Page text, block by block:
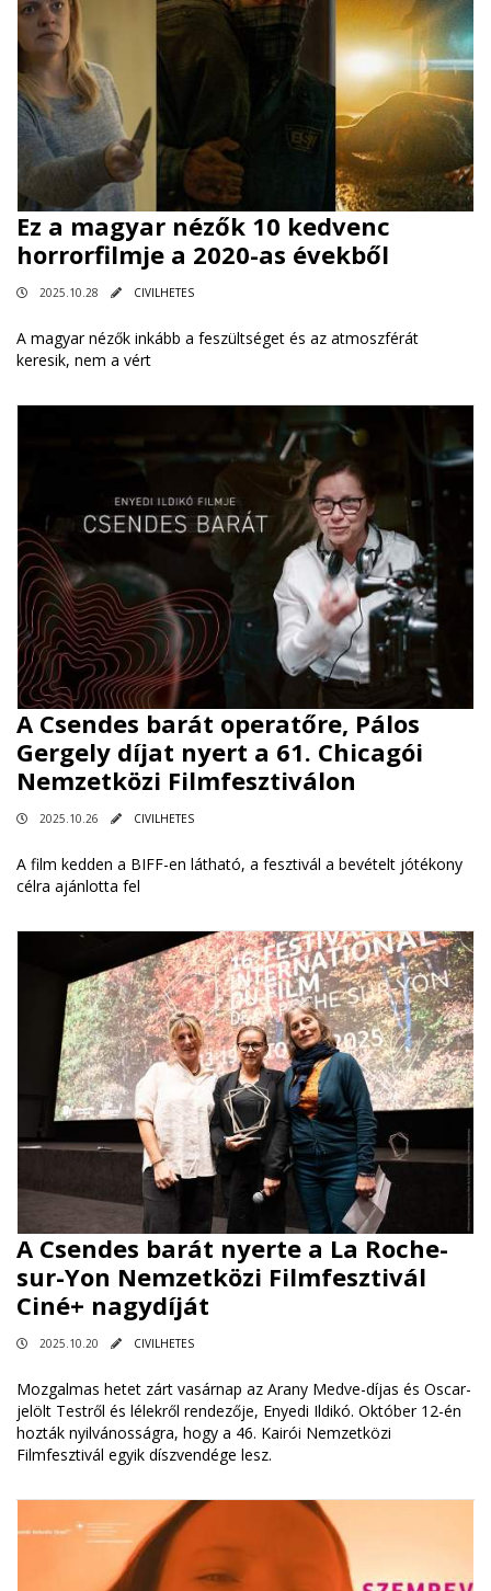
Ez a magyar nézők 10 kedvenc
horrorfilmje a 2020-as évekből
2025.10.28 CIVILHETES
A magyar nézők inkább a feszültséget és az atmoszférát
keresik, nem a vért
A Csendes barát operatőre, Pálos
Gergely díjat nyert a 61. Chicagói
Nemzetközi Filmfesztiválon
2025.10.26 CIVILHETES
A film kedden a BIFF-en látható, a fesztivál a bevételt jótékony
célra ajánlotta fel
A Csendes barát nyerte a La Roche-
sur-Yon Nemzetközi Filmfesztivál
Ciné+ nagydíját
2025.10.20 CIVILHETES
Mozgalmas hetet zárt vasárnap az Arany Medve-díjas és Oscar-
jelölt Testről és lélekről rendezője, Enyedi Ildikó. Október 12-én
hozták nyilvánosságra, hogy a 46. Kairói Nemzetközi
Filmfesztivál egyik díszvendége lesz.